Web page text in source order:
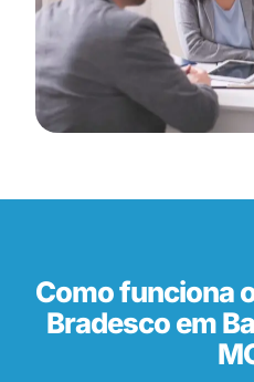
Como funciona
Bradesco em